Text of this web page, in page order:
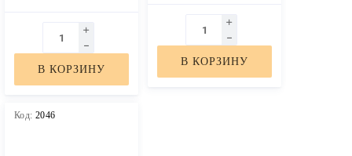
В КОРЗИНУ
В КОРЗИНУ
Код: 2046